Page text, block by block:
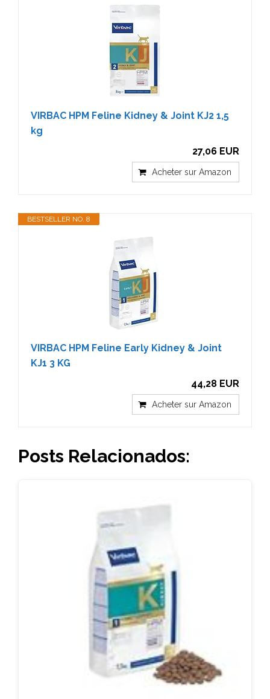
VIRBAC HPM Feline Kidney & Joint KJ2 1,5
kg
27,06 EUR
Acheter sur Amazon
BESTSELLER NO. 8
VIRBAC HPM Feline Early Kidney & Joint
KJ1 3 KG
44,28 EUR
Acheter sur Amazon
Posts Relacionados: